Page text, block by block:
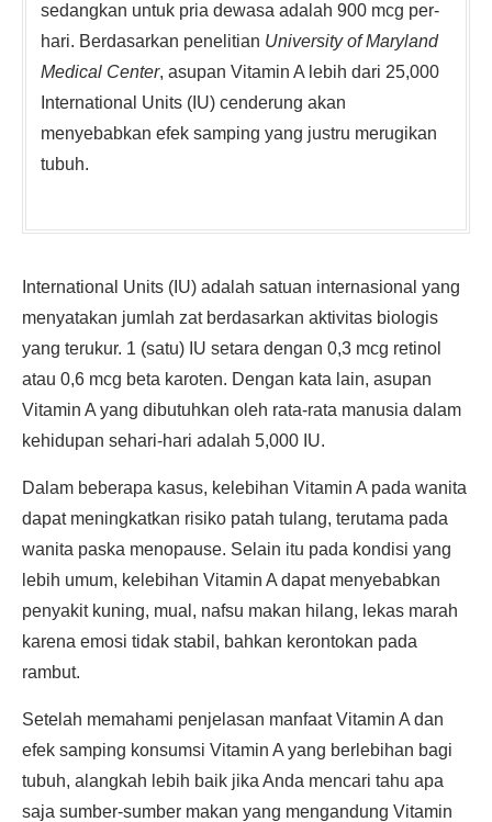
sedangkan untuk pria dewasa adalah 900 mcg per-
hari. Berdasarkan penelitian University of Maryland
Medical Center, asupan Vitamin A lebih dari 25,000
International Units (IU) cenderung akan
menyebabkan efek samping yang justru merugikan
tubuh.
International Units (IU) adalah satuan internasional yang
menyatakan jumlah zat berdasarkan aktivitas biologis
yang terukur. 1 (satu) IU setara dengan 0,3 mcg retinol
atau 0,6 mcg beta karoten. Dengan kata lain, asupan
Vitamin A yang dibutuhkan oleh rata-rata manusia dalam
kehidupan sehari-hari adalah 5,000 IU.
Dalam beberapa kasus, kelebihan Vitamin A pada wanita
dapat meningkatkan risiko patah tulang, terutama pada
wanita paska menopause. Selain itu pada kondisi yang
lebih umum, kelebihan Vitamin A dapat menyebabkan
penyakit kuning, mual, nafsu makan hilang, lekas marah
karena emosi tidak stabil, bahkan kerontokan pada
rambut.
Setelah memahami penjelasan manfaat Vitamin A dan
efek samping konsumsi Vitamin A yang berlebihan bagi
tubuh, alangkah lebih baik jika Anda mencari tahu apa
saja sumber-sumber makan yang mengandung Vitamin